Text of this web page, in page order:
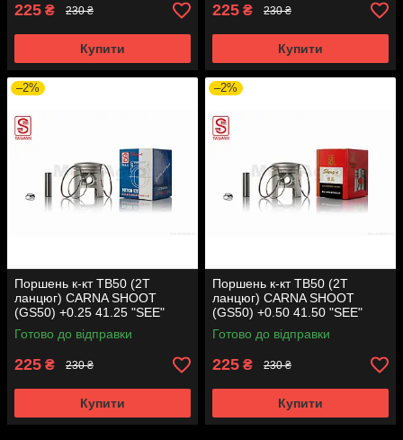
225 ₴ 230 ₴
Купити
225 ₴ 230 ₴
Купити
–2%
Поршень к-кт TB50 (2T
ланцюг) CARNA SHOOT
(GS50) +0.25 41.25 "SEE"
(Sheng-E) таємниця (акція)
Готово до відправки
225 ₴ 230 ₴
Купити
–2%
Поршень к-кт TB50 (2T
ланцюг) CARNA SHOOT
(GS50) +0.50 41.50 "SEE"
(Sheng-E) таємниця (акція)
Готово до відправки
225 ₴ 230 ₴
Купити